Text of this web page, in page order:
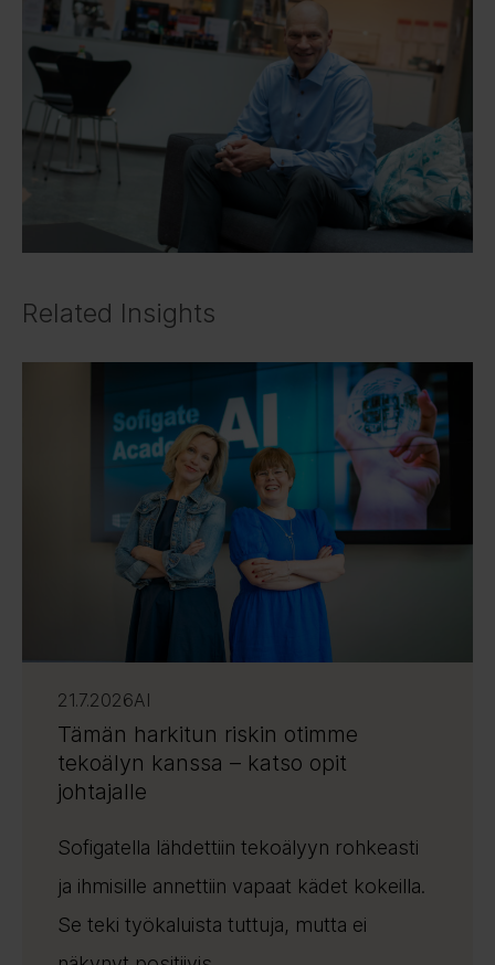
Related Insights
21.7.2026AI
Tämän harkitun riskin otimme
tekoälyn kanssa – katso opit
johtajalle
Sofigatella lähdettiin tekoälyyn rohkeasti
ja ihmisille annettiin vapaat kädet kokeilla.
Se teki työkaluista tuttuja, mutta ei